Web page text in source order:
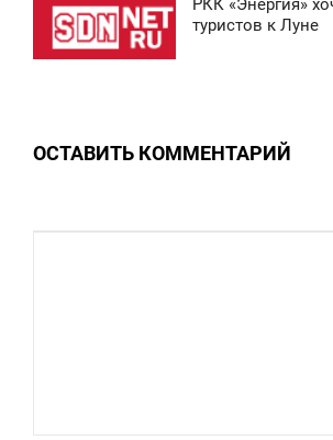
туристов к Луне
ОСТАВИТЬ КОММЕНТАРИЙ